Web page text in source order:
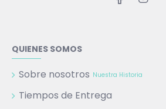
QUIENES SOMOS
Sobre nosotros Nuestra Historia
Tiempos de Entrega